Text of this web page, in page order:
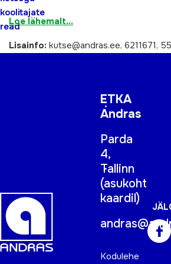
koolitajate
readLoe lähemalt…
Lisainfo: kutse@andras.ee, 6211671,
ETKA
Andras
Parda
4,
Tallinn
(asukoht
kaardil)
Kodulehe